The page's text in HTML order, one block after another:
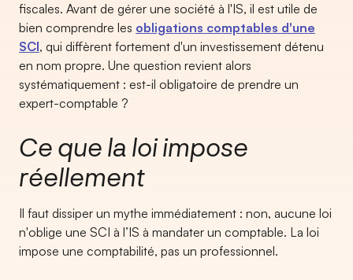
fiscales. Avant de gérer une société à l'IS, il est utile de
bien comprendre les obligations comptables d'une
SCI, qui diffèrent fortement d'un investissement détenu
en nom propre. Une question revient alors
systématiquement : est-il obligatoire de prendre un
expert-comptable ?
Ce que la loi impose
réellement
Il faut dissiper un mythe immédiatement : non, aucune loi
n'oblige une SCI à l’IS à mandater un comptable. La loi
impose une comptabilité, pas un professionnel.